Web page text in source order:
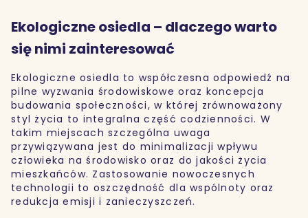
Ekologiczne osiedla – dlaczego warto
się nimi zainteresować
Ekologiczne osiedla to współczesna odpowiedź na
pilne wyzwania środowiskowe oraz koncepcja
budowania społeczności, w której zrównoważony
styl życia to integralna część codzienności. W
takim miejscach szczególna uwaga
przywiązywana jest do minimalizacji wpływu
człowieka na środowisko oraz do jakości życia
mieszkańców. Zastosowanie nowoczesnych
technologii to oszczędność dla wspólnoty oraz
redukcja emisji i zanieczyszczeń.